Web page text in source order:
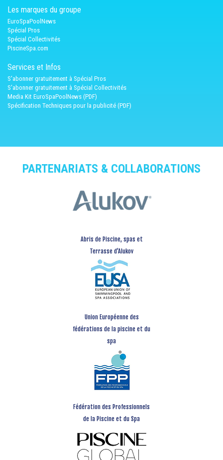
Les marques du groupe
EuroSpaPoolNews
Spécial Pros
Spécial Collectivités
PiscineSpa.com
Services et Infos
S'abonner gratuitement à Spécial Pros
S'abonner gratuitement à Spécial Collectivités
Media Kit EuroSpaPoolNews (PDF)
Spécification Techniques pour la publicité (PDF)
PARTENARIATS & COLLABORATIONS
Abris de Piscine, spas et
Terrasse d’Alukov
Union Européenne des
fédérations de la piscine et du
spa
Fédération des Professionnels
de la Piscine et du Spa